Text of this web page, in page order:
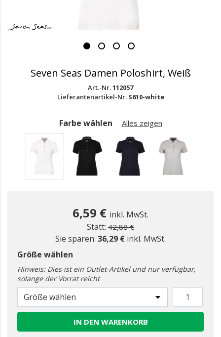
Seven Seas Damen Poloshirt, Weiß
Art.-Nr.112057
Lieferantenartikel-Nr. S610-white
Farbe wählen Alles zeigen
6,59 € inkl. MwSt.
Statt: Preis reduziert ab
42,88 €zu
Sie sparen: 36,29 € inkl. MwSt.
Größe wählen
Hinweis: Dies ist ein Outlet-Artikel und nur verfügbar,
solange der Vorrat reicht
Größe wählen
IN DEN WARENKORB